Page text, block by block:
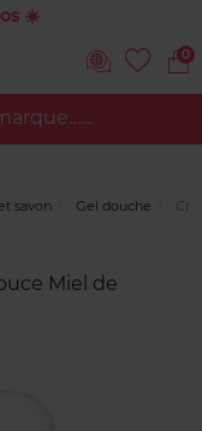
☀️
0
savon Gel douche
Miel de